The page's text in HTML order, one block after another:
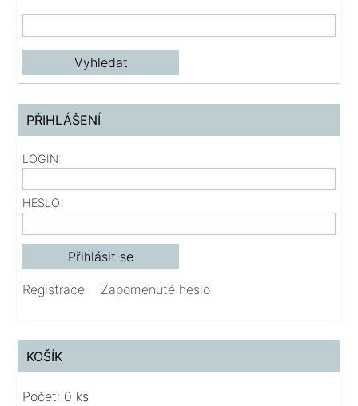
PŘIHLÁŠENÍ
LOGIN:
HESLO:
Registrace Zapomenuté heslo
KOŠÍK
Počet: 0 ks